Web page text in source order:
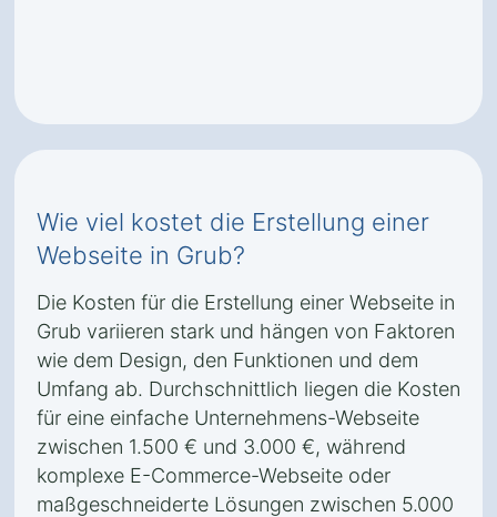
Wie viel kostet die Erstellung einer
Webseite in Grub?
Die Kosten für die Erstellung einer Webseite in
Grub variieren stark und hängen von Faktoren
wie dem Design, den Funktionen und dem
Umfang ab. Durchschnittlich liegen die Kosten
für eine einfache Unternehmens-Webseite
zwischen 1.500 € und 3.000 €, während
komplexe E-Commerce-Webseite oder
maßgeschneiderte Lösungen zwischen 5.000